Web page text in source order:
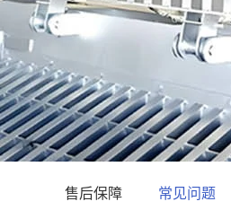
售后保障 常见问题